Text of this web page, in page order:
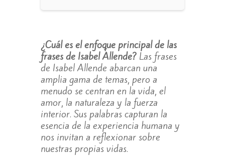
¿Cuál es el enfoque principal de las
frases de Isabel Allende?Las frases
de Isabel Allende abarcan una
amplia gama de temas, pero a
menudo se centran en la vida, el
amor, la naturaleza y la fuerza
interior. Sus palabras capturan la
esencia de la experiencia humana y
nos invitan a reflexionar sobre
nuestras propias vidas.